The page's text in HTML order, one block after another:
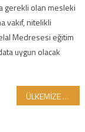
gerekli olan mesleki
vakıf, nitelikli
Medresesi eğitim
uygun olacak
ÜLKEMİZE İTHAL YOLU İLE GİREN HAYVAN KÖKENLİ PROTEİNLERDE DOMUZ TEHDİTİ..